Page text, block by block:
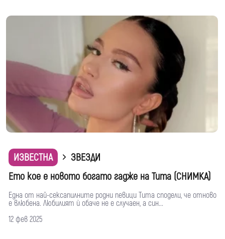
ИЗВЕСТНА
ЗВЕЗДИ
Ето кое е новото богато гадже на Тита (СНИМКА)
Една от най-сексапилните родни певици Тита сподели, че отново
е влюбена. Любилият ѝ обаче не е случаен, а син...
12 фев 2025